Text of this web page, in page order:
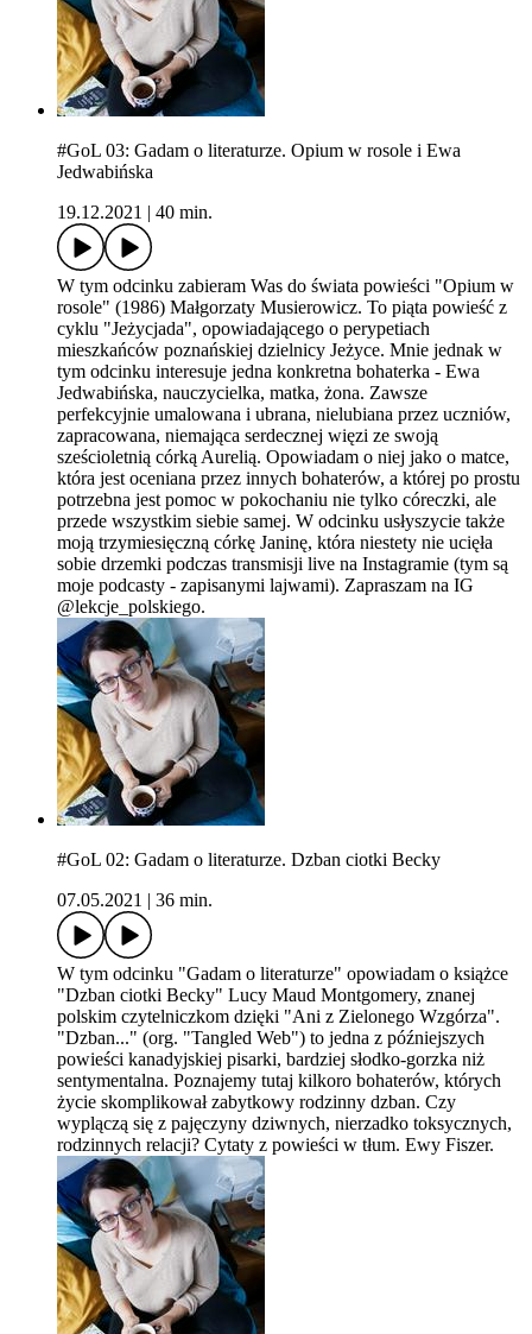
#GoL 03: Gadam o literaturze. Opium w rosole i Ewa
Jedwabińska
19.12.2021
40 min.
W tym odcinku zabieram Was do świata powieści "Opium w
rosole" (1986) Małgorzaty Musierowicz. To piąta powieść z
cyklu "Jeżycjada", opowiadającego o perypetiach
mieszkańców poznańskiej dzielnicy Jeżyce. Mnie jednak w
tym odcinku interesuje jedna konkretna bohaterka - Ewa
Jedwabińska, nauczycielka, matka, żona. Zawsze
perfekcyjnie umalowana i ubrana, nielubiana przez uczniów,
zapracowana, niemająca serdecznej więzi ze swoją
sześcioletnią córką Aurelią. Opowiadam o niej jako o matce,
która jest oceniana przez innych bohaterów, a której po prostu
potrzebna jest pomoc w pokochaniu nie tylko córeczki, ale
przede wszystkim siebie samej. W odcinku usłyszycie także
moją trzymiesięczną córkę Janinę, która niestety nie ucięła
sobie drzemki podczas transmisji live na Instagramie (tym są
moje podcasty - zapisanymi lajwami). Zapraszam na IG
@lekcje_polskiego.
#GoL 02: Gadam o literaturze. Dzban ciotki Becky
07.05.2021
36 min.
W tym odcinku "Gadam o literaturze" opowiadam o książce
"Dzban ciotki Becky" Lucy Maud Montgomery, znanej
polskim czytelniczkom dzięki "Ani z Zielonego Wzgórza".
"Dzban..." (org. "Tangled Web") to jedna z późniejszych
powieści kanadyjskiej pisarki, bardziej słodko-gorzka niż
sentymentalna. Poznajemy tutaj kilkoro bohaterów, których
życie skomplikował zabytkowy rodzinny dzban. Czy
wyplączą się z pajęczyny dziwnych, nierzadko toksycznych,
rodzinnych relacji? Cytaty z powieści w tłum. Ewy Fiszer.